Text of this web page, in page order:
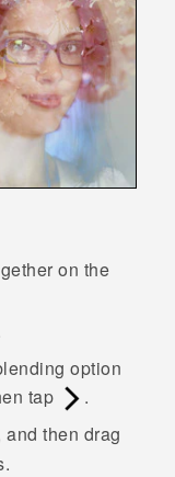
on the
option
tap
.
then drag